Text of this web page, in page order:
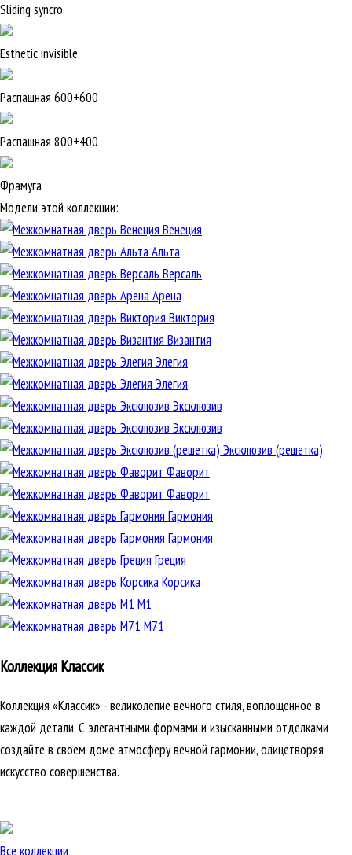
Sliding syncro
Esthetic invisible
Распашная 600+600
Распашная 800+400
Фрамуга
Модели этой коллекции:
Венеция
Альта
Версаль
Арена
Виктория
Византия
Элегия
Элегия
Эксклюзив
Эксклюзив
Эксклюзив (решетка)
Фаворит
Фаворит
Гармония
Гармония
Греция
Корсика
М1
М71
Коллекция Классик
Коллекция «Классик» - великолепие вечного стиля, воплощенное в
каждой детали. С элегантными формами и изысканными отделками
создайте в своем доме атмосферу вечной гармонии, олицетворяя
искусство совершенства.
Все коллекции